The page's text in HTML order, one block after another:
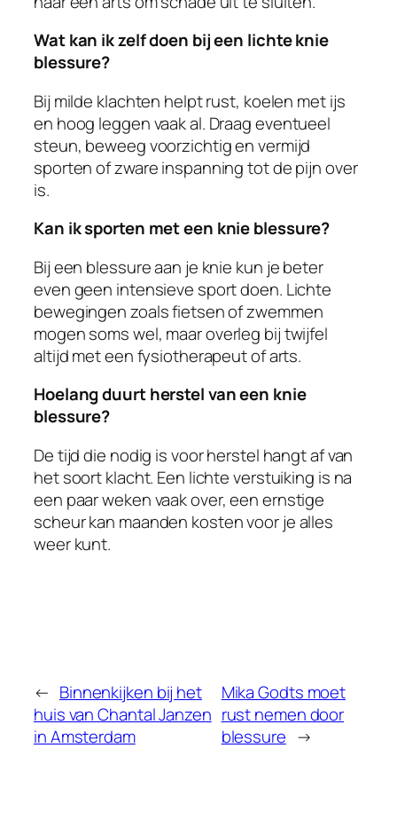
Wat kan ik zelf doen bij een lichte knie
blessure?
Bij milde klachten helpt rust, koelen met ijs
en hoog leggen vaak al. Draag eventueel
steun, beweeg voorzichtig en vermijd
sporten of zware inspanning tot de pijn over
is.
Kan ik sporten met een knie blessure?
Bij een blessure aan je knie kun je beter
even geen intensieve sport doen. Lichte
bewegingen zoals fietsen of zwemmen
mogen soms wel, maar overleg bij twijfel
altijd met een fysiotherapeut of arts.
Hoelang duurt herstel van een knie
blessure?
De tijd die nodig is voor herstel hangt af van
het soort klacht. Een lichte verstuiking is na
een paar weken vaak over, een ernstige
scheur kan maanden kosten voor je alles
weer kunt.
← Binnenkijken bij het
huis van Chantal Janzen
in Amsterdam
Mika Godts moet
rust nemen door
blessure →